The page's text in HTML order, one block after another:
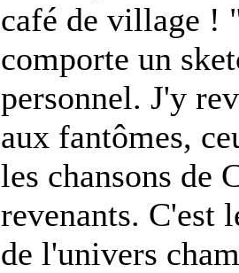
café de village !
comporte un
personnel. J'y
aux fantômes,
les chansons de
revenants. C'est
de l'univers